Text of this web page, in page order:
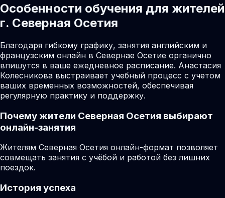
Особенности обучения для жителей
г. Северная Осетия
Благодаря гибкому графику, занятия английским и
французским онлайн в Севернае Осетие органично
впишутся в ваше ежедневное расписание. Анастасия
Колесникова выстраивает учебный процесс с учетом
ваших временных возможностей, обеспечивая
регулярную практику и поддержку.
Почему жители Северная Осетия выбирают
онлайн-занятия
Жителям Северная Осетия онлайн-формат позволяет
совмещать занятия с учёбой и работой без лишних
поездок.
История успеха